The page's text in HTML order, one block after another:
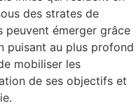
des strates de
peuvent émerger grâce
puisant au plus profond
mobiliser les
de ses objectifs et